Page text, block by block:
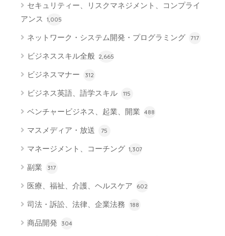
セキュリティー、リスクマネジメント、コンプライ
アンス 1,005
ネットワーク・システム開発・プログラミング 717
ビジネススキル全般 2,665
ビジネスマナー 312
ビジネス英語、語学スキル 115
ベンチャービジネス、起業、開業 488
マスメディア・放送 75
マネージメント、コーチング 1,307
副業 317
医療、福祉、介護、ヘルスケア 602
司法・訴訟、法律、企業法務 188
商品開発 304